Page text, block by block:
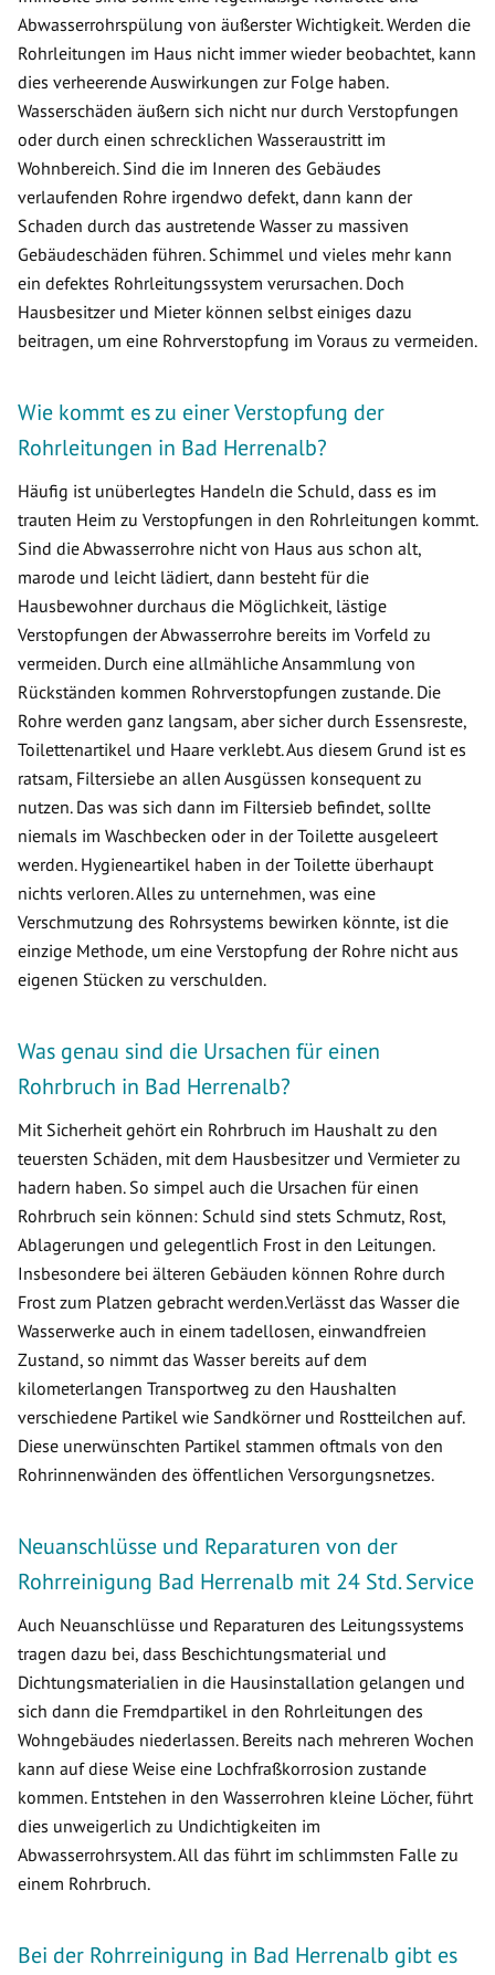
Abwasserrohrspülung von äußerster Wichtigkeit. Werden die
Rohrleitungen im Haus nicht immer wieder beobachtet, kann
dies verheerende Auswirkungen zur Folge haben.
Wasserschäden äußern sich nicht nur durch Verstopfungen
oder durch einen schrecklichen Wasseraustritt im
Wohnbereich. Sind die im Inneren des Gebäudes
verlaufenden Rohre irgendwo defekt, dann kann der
Schaden durch das austretende Wasser zu massiven
Gebäudeschäden führen. Schimmel und vieles mehr kann
ein defektes Rohrleitungssystem verursachen. Doch
Hausbesitzer und Mieter können selbst einiges dazu
beitragen, um eine Rohrverstopfung im Voraus zu vermeiden.
Wie kommt es zu einer Verstopfung der
Rohrleitungen in Bad Herrenalb?
Häufig ist unüberlegtes Handeln die Schuld, dass es im
trauten Heim zu Verstopfungen in den Rohrleitungen kommt.
Sind die Abwasserrohre nicht von Haus aus schon alt,
marode und leicht lädiert, dann besteht für die
Hausbewohner durchaus die Möglichkeit, lästige
Verstopfungen der Abwasserrohre bereits im Vorfeld zu
vermeiden. Durch eine allmähliche Ansammlung von
Rückständen kommen Rohrverstopfungen zustande. Die
Rohre werden ganz langsam, aber sicher durch Essensreste,
Toilettenartikel und Haare verklebt. Aus diesem Grund ist es
ratsam, Filtersiebe an allen Ausgüssen konsequent zu
nutzen. Das was sich dann im Filtersieb befindet, sollte
niemals im Waschbecken oder in der Toilette ausgeleert
werden. Hygieneartikel haben in der Toilette überhaupt
nichts verloren. Alles zu unternehmen, was eine
Verschmutzung des Rohrsystems bewirken könnte, ist die
einzige Methode, um eine Verstopfung der Rohre nicht aus
eigenen Stücken zu verschulden.
Was genau sind die Ursachen für einen
Rohrbruch in Bad Herrenalb?
Mit Sicherheit gehört ein Rohrbruch im Haushalt zu den
teuersten Schäden, mit dem Hausbesitzer und Vermieter zu
hadern haben. So simpel auch die Ursachen für einen
Rohrbruch sein können: Schuld sind stets Schmutz, Rost,
Ablagerungen und gelegentlich Frost in den Leitungen.
Insbesondere bei älteren Gebäuden können Rohre durch
Frost zum Platzen gebracht werden.Verlässt das Wasser die
Wasserwerke auch in einem tadellosen, einwandfreien
Zustand, so nimmt das Wasser bereits auf dem
kilometerlangen Transportweg zu den Haushalten
verschiedene Partikel wie Sandkörner und Rostteilchen auf.
Diese unerwünschten Partikel stammen oftmals von den
Rohrinnenwänden des öffentlichen Versorgungsnetzes.
Neuanschlüsse und Reparaturen von der
Rohrreinigung Bad Herrenalb mit 24 Std. Service
Auch Neuanschlüsse und Reparaturen des Leitungssystems
tragen dazu bei, dass Beschichtungsmaterial und
Dichtungsmaterialien in die Hausinstallation gelangen und
sich dann die Fremdpartikel in den Rohrleitungen des
Wohngebäudes niederlassen. Bereits nach mehreren Wochen
kann auf diese Weise eine Lochfraßkorrosion zustande
kommen. Entstehen in den Wasserrohren kleine Löcher, führt
dies unweigerlich zu Undichtigkeiten im
Abwasserrohrsystem. All das führt im schlimmsten Falle zu
einem Rohrbruch.
Bei der Rohrreinigung in Bad Herrenalb gibt es